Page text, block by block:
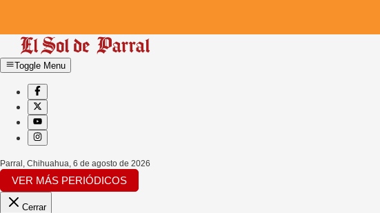
Toggle Menu
Parral, Chihuahua 6 de agosto de 2026
VER MÁS PERIÓDICOS
Cerrar